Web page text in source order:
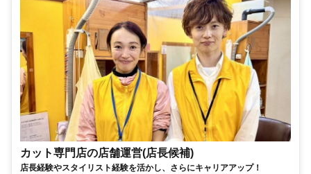
カット専門店の店舗運営(店長候補)
店長経験やスタイリスト経験を活かし、さらにキャリアアップ！